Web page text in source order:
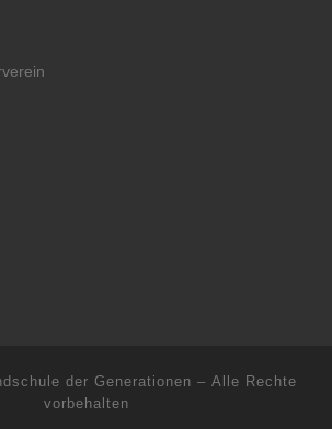
der Generationen – Alle Rechte
vorbehalten